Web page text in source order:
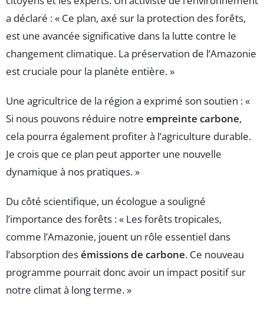
a déclaré : « Ce plan, axé sur la protection des forêts,
est une avancée significative dans la lutte contre le
changement climatique. La préservation de l’Amazonie
est cruciale pour la planète entière. »
Une agricultrice de la région a exprimé son soutien : «
Si nous pouvons réduire notre empreinte carbone,
cela pourra également profiter à l’agriculture durable.
Je crois que ce plan peut apporter une nouvelle
dynamique à nos pratiques. »
Du côté scientifique, un écologue a souligné
l’importance des forêts : « Les forêts tropicales,
comme l’Amazonie, jouent un rôle essentiel dans
l’absorption desémissions de carbone. Ce nouveau
programme pourrait donc avoir un impact positif sur
notre climat à long terme. »